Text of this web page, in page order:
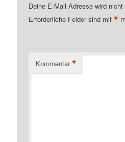
Deine E-Mail-Adresse wird
Erforderliche Felder sind mit*
Kommentar *